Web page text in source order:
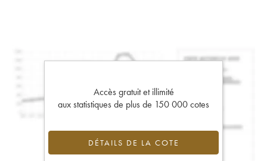
Accès gratuit et illimité
aux statistiques de plus de 150 000 cotes
DÉTAILS DE LA COTE